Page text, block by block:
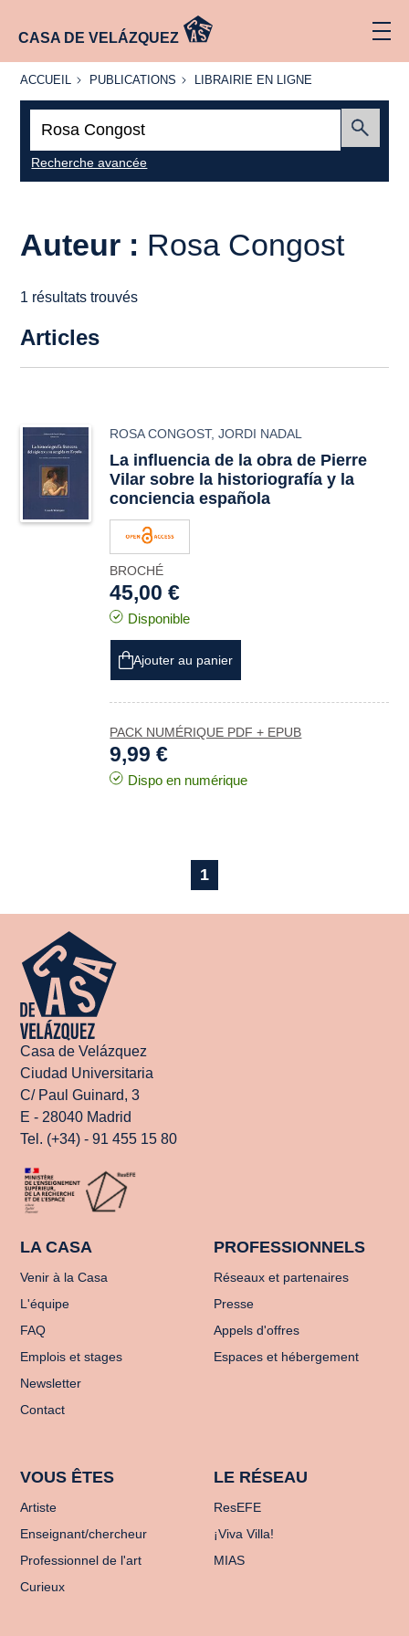
CASA DE VELÁZQUEZ
ACCUEIL
ACCUEIL PUBLICATIONS
PUBLICATIONS
LIBRAIRIE
LIBRAIRIE EN LIGNE
Recherche avancée
Auteur : Rosa Congost
1 résultats trouvés
Articles
ROSA CONGOST,JORDI NADAL
La influencia de la obra de Pierre
Vilar sobre la historiografía y la
conciencia española
BROCHÉ
45,00 €
Disponible
Ajouter au panier
PACK NUMÉRIQUE PDF + EPUB
9,99 €
Dispo en numérique
1
Casa de Velázquez
Ciudad Universitaria
C/ Paul Guinard, 3
E - 28040 Madrid
Tel. (+34) - 91 455 15 80
LA CASA
Venir à la Casa
L'équipe
FAQ
Emplois et stages
Newsletter
Contact
PROFESSIONNELS
Réseaux et partenaires
Presse
Appels d'offres
Espaces et hébergement
VOUS ÊTES
Artiste
Enseignant/chercheur
Professionnel de l'art
Curieux
LE RÉSEAU
ResEFE
¡Viva Villa!
MIAS